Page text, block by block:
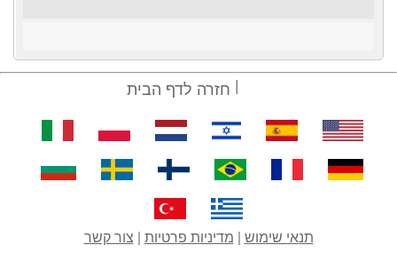
חזרה לדף הבית
תנאי שימוש| מדיניות פרטיות| צור קשר